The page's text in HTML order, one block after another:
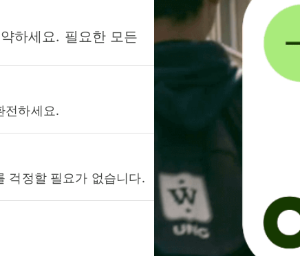
하세요. 필요한 모든
전하세요.
걱정할 필요가 없습니다.